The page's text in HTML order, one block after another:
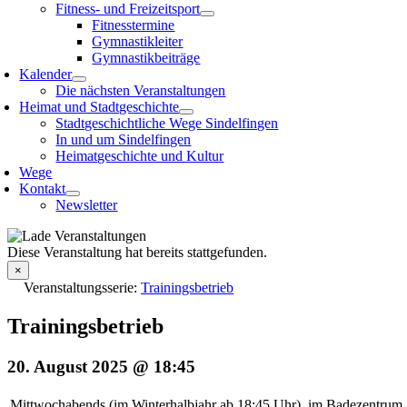
Fitness- und Freizeitsport
Fitnesstermine
Gymnastikleiter
Gymnastikbeiträge
Kalender
Die nächsten Veranstaltungen
Heimat und Stadtgeschichte
Stadtgeschichtliche Wege Sindelfingen
In und um Sindelfingen
Heimatgeschichte und Kultur
Wege
Kontakt
Newsletter
Diese Veranstaltung hat bereits stattgefunden.
×
Veranstaltungsserie: Trainingsbetrieb
Trainingsbetrieb
20. August 2025 @ 18:45